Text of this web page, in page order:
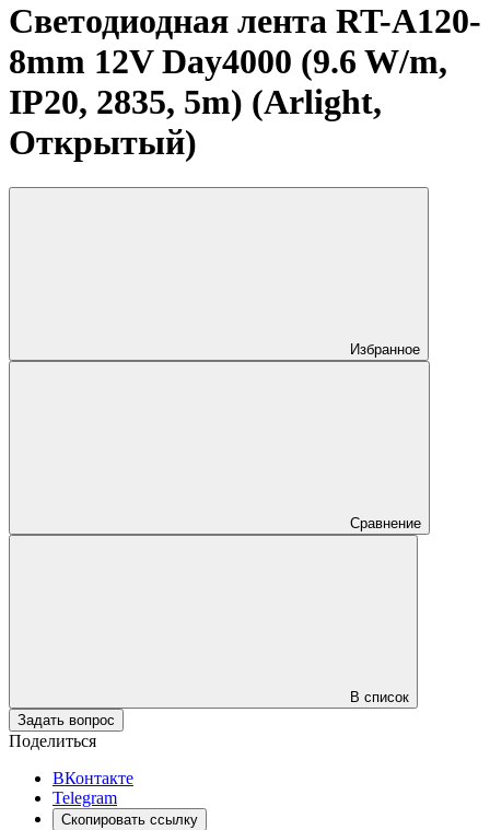
Светодиодная лента RT-A120-
8mm 12V Day4000 (9.6 W/m,
IP20, 2835, 5m) (Arlight,
Открытый)
Избранное
Сравнение
В список
Задать вопрос
Поделиться
ВКонтакте
Telegram
Скопировать ссылку